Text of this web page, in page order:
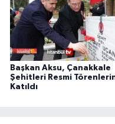
Başkan Aksu, Çanakkale
Şehitleri Resmi
Katıldı